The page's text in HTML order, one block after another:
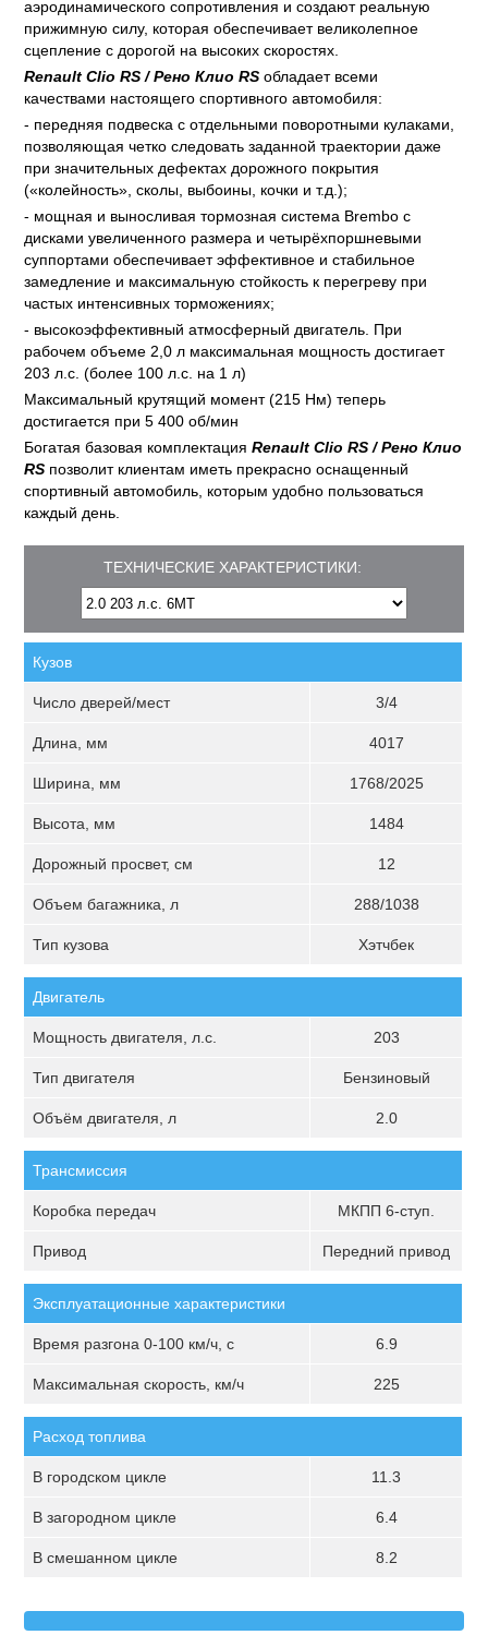
аэродинамического сопротивления и создают реальную
прижимную силу, которая обеспечивает великолепное
сцепление с дорогой на высоких скоростях.
Renault Clio RS / Рено КлиоRS обладает всеми
качествами настоящего спортивного автомобиля:
- передняя подвеска с отдельными поворотными кулаками,
позволяющая четко следовать заданной траектории даже
при значительных дефектах дорожного покрытия
(«колейность», сколы, выбоины, кочки и т.д.);
- мощная и выносливая тормозная система Brembo с
дисками увеличенного размера и четырёхпоршневыми
суппортами обеспечивает эффективное и стабильное
замедление и максимальную стойкость к перегреву при
частых интенсивных торможениях;
- высокоэффективный атмосферный двигатель. При
рабочем объеме 2,0 л максимальная мощность достигает
203 л.с. (более 100 л.с. на 1 л)
Максимальный крутящий момент (215 Нм) теперь
достигается при 5 400 об/мин
Богатая базовая комплектацияRenault Clio RS / Рено Клио
RS позволит клиентам иметь прекрасно оснащенный
спортивный автомобиль, которым удобно пользоваться
каждый день.
ТЕХНИЧЕСКИЕ ХАРАКТЕРИСТИКИ:
Кузов
Число дверей/мест 3/4
Длина, мм 4017
Ширина, мм 1768/2025
Высота, мм 1484
Дорожный просвет, см 12
Объем багажника, л 288/1038
Тип кузова Хэтчбек
Двигатель
Мощность двигателя, л.с. 203
Тип двигателя Бензиновый
Объём двигателя, л 2.0
Трансмиссия
Коробка передач МКПП 6-ступ.
Привод Передний привод
Эксплуатационные характеристики
Время разгона 0-100 км/ч, с 6.9
Максимальная скорость, км/ч 225
Расход топлива
В городском цикле 11.3
В загородном цикле 6.4
В смешанном цикле 8.2